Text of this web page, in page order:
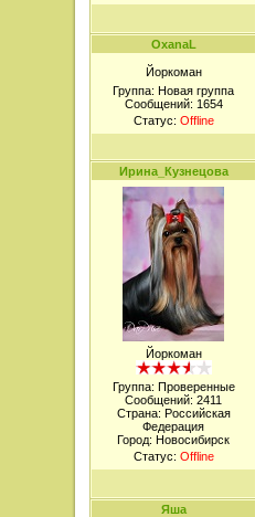
OxanaL
Йоркоман
Группа: Новая группа
Сообщений: 1654
Статус: Offline
Ирина_Кузнецова
Йоркоман
Группа: Проверенные
Сообщений: 2411
Страна: Российская
Федерация
Город: Новосибирск
Статус: Offline
Яша